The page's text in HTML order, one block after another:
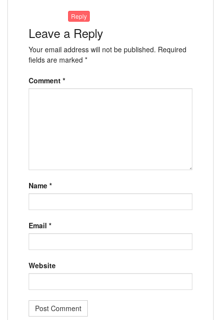
Reply
Leave a Reply
Your email address will not be published. Required
fields are marked *
Comment *
Name *
Email *
Website